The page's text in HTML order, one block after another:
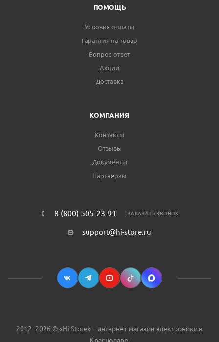
ПОМОЩЬ
Условия оплаты
Гарантия на товар
Вопрос-ответ
Акции
Доставка
КОМПАНИЯ
Контакты
Отзывы
Документы
Партнерам
8 (800) 505-23-91 ЗАКАЗАТЬ ЗВОНОК
support@hi-store.ru
2012–2026 © «Hi Store» – интернет-магазин электроники в
Краснодаре.